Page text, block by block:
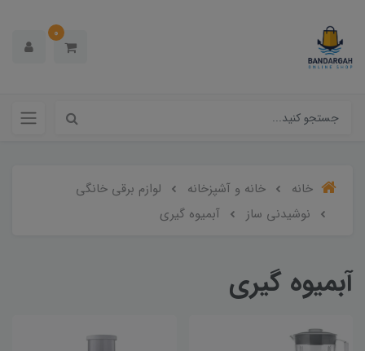
0
خانه خانه و آشپزخانه
لوازم برقی خانگی
نوشیدنی ساز
آبمیوه گیری
آبمیوه گیری